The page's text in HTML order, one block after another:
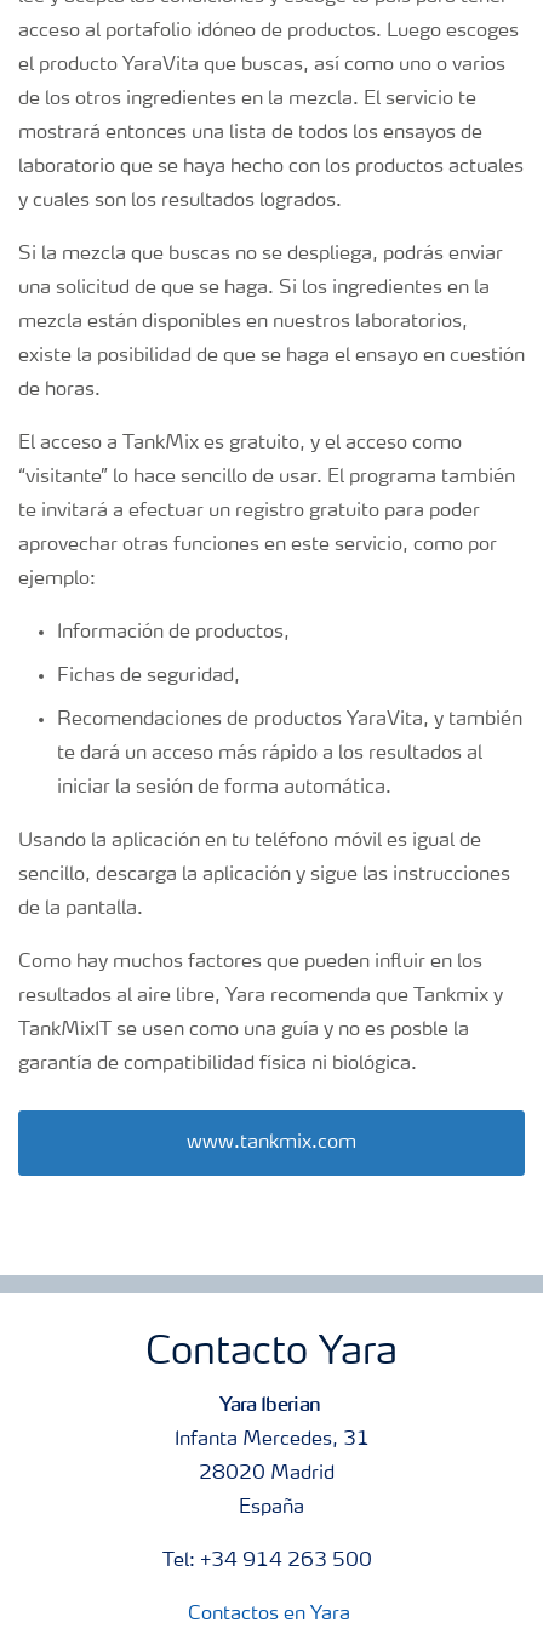
acceso al portafolio idóneo de productos. Luego escoges
el producto YaraVita que buscas, así como uno o varios
de los otros ingredientes en la mezcla. El servicio te
mostrará entonces una lista de todos los ensayos de
laboratorio que se haya hecho con los productos actuales
y cuales son los resultados logrados.
Si la mezcla que buscas no se despliega, podrás enviar
una solicitud de que se haga. Si los ingredientes en la
mezcla están disponibles en nuestros laboratorios,
existe la posibilidad de que se haga el ensayo en cuestión
de horas.
El acceso a TankMix es gratuito, y el acceso como
“visitante” lo hace sencillo de usar. El programa también
te invitará a efectuar un registro gratuito para poder
aprovechar otras funciones en este servicio, como por
ejemplo:
Información de productos,
Fichas de seguridad,
Recomendaciones de productos YaraVita, y también
te dará un acceso más rápido a los resultados al
iniciar la sesión de forma automática.
Usando la aplicación en tu teléfono móvil es igual de
sencillo, descarga la aplicación y sigue las instrucciones
de la pantalla.
Como hay muchos factores que pueden influir en los
resultados al aire libre, Yara recomenda que Tankmix y
TankMixIT se usen como una guía y no es posble la
garantía de compatibilidad física ni biológica.
www.tankmix.com
Contacto Yara
Yara Iberian
Infanta Mercedes, 31
28020 Madrid
España
Tel: +34 914 263 500
Contactos en Yara